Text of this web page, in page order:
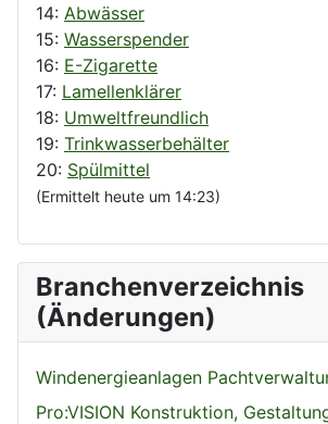
14: Abwässer
15: Wasserspender
16: E-Zigarette
17: Lamellenklärer
18: Umweltfreundlich
19: Trinkwasserbehälter
20: Spülmittel
(Ermittelt heute um 14:23)
Branchenverzeichnis
(Änderungen)
Windenergieanlagen
Pro:VISION Konstruktion,